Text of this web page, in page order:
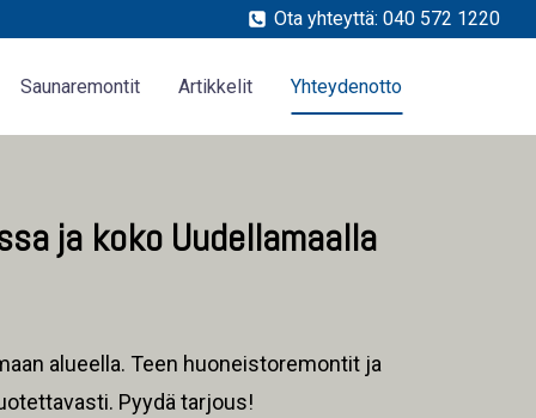
Ota yhteyttä: 040 572 1220
Saunaremontit Artikkelit Yhteydenotto
ja koko Uudellamaalla
alueella. Teen huoneistoremontit ja
Pyydä tarjous!